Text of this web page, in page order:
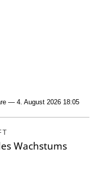
— 4. August 2026 18:05
Wachstums